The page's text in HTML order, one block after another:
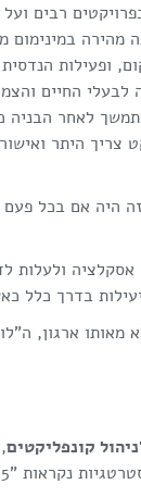
רבים
מהירה במינימום
ופעילות
לבעלי החיים
לאחר הבניה
צריך היתר
היה אם בכל
ולעלות
בדרך כלל
מאותו ארגון,
ניהול קונפליקטים
מחלוקות", ועליהן נימנות: